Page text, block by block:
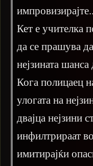
Кет е учителка
да се прашува
нејзината
Кога полицаец
улогата на
двајца нејзини
инфилтрираат
имитирајќи